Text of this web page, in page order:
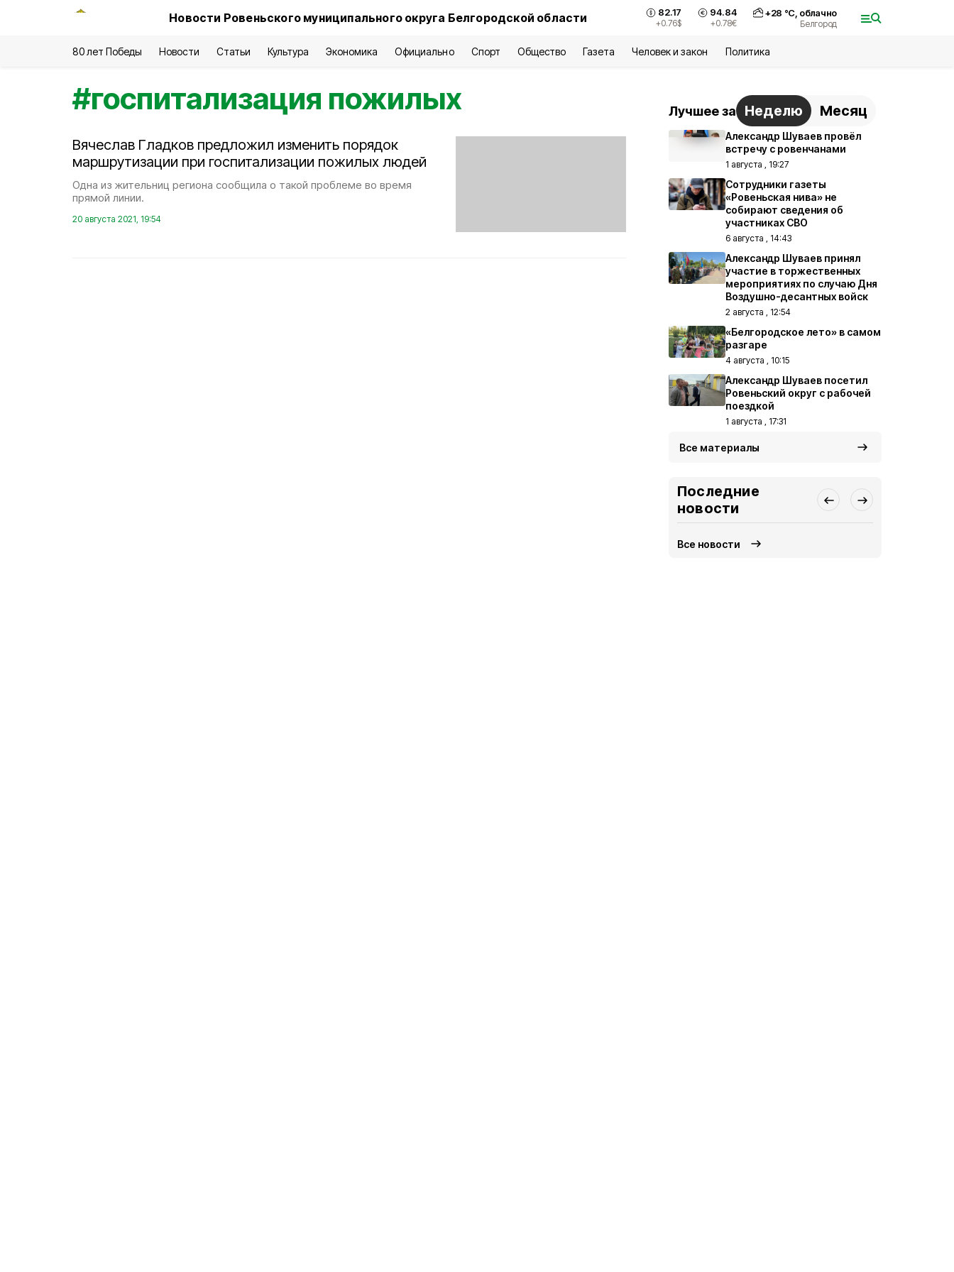
Новости Ровеньского муниципального округа Белгородской области 82.17
+0.76$
94.84
+0.78€
+28 °С, облачно
Белгород
80 лет Победы Новости Статьи Культура Экономика Официально Спорт Общество Газета Человек и закон Политика
#госпитализация пожилых
Вячеслав Гладков предложил изменить порядок
маршрутизации при госпитализации пожилых людей
Одна из жительниц региона сообщила о такой проблеме во время
прямой линии.
20 августа 2021, 19:54
Лучшее за Неделю Месяц
Александр Шуваев провёл
встречу с ровенчанами
1 августа , 19:27
Сотрудники газеты
«Ровеньская нива» не
собирают сведения об
участниках СВО
6 августа , 14:43
Александр Шуваев принял
участие в торжественных
мероприятиях по случаю Дня
Воздушно-десантных войск
2 августа , 12:54
«Белгородское лето» в самом
разгаре
4 августа , 10:15
Александр Шуваев посетил
Ровеньский округ с рабочей
поездкой
1 августа , 17:31
Все материалы
Последние
новости
Все новости